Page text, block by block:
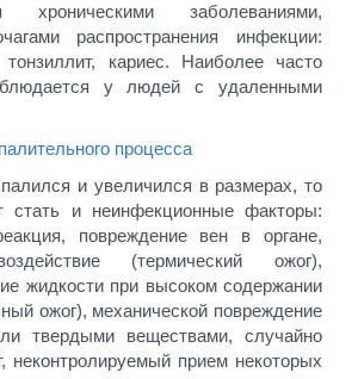
хроническими заболеваниями,
распространения инфекции:
тонзиллит, кариес. Наиболее часто
у людей с удаленными
и увеличился в размерах, то
стать и неинфекционные факторы:
повреждение вен в органе,
(термический ожог),
жидкости при высоком содержании
ожог), механической повреждение
твердыми веществами, случайно
неконтролируемый прием некоторых